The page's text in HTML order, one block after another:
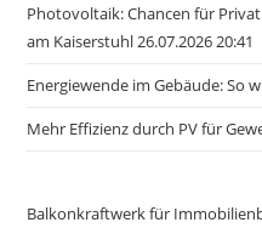
Photovoltaik: Chancen für
am Kaiserstuhl 26.07.2026 20:41
Energiewende im Gebäude: So
Mehr Effizienz durch PV für
Balkonkraftwerk für